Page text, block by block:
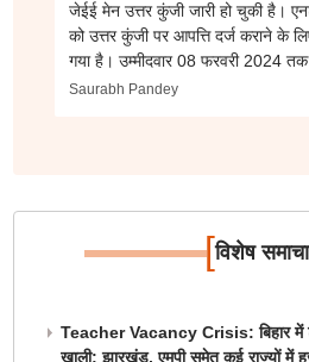
जेईई मेन उत्तर कुंजी जारी हो चुकी है।
को उत्तर कुंजी पर आपत्ति दर्ज कराने के
गया है। उम्मीदवार 08 फरवरी 2024
Saurabh Pandey
[विशेष
Teacher Vacancy Crisis: बिहार में
खाली; झारखंड, एमपी समेत कई राज्यों में